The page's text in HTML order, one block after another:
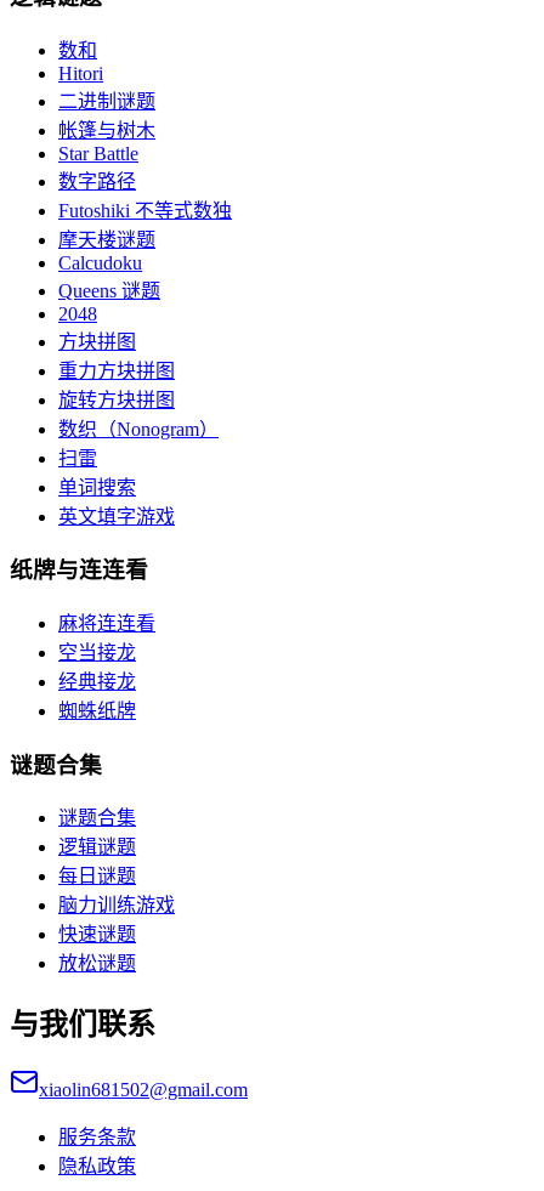
数和
Hitori
二进制谜题
帐篷与树木
Star Battle
数字路径
Futoshiki 不等式数独
摩天楼谜题
Calcudoku
Queens 谜题
2048
方块拼图
重力方块拼图
旋转方块拼图
数织（Nonogram）
扫雷
单词搜索
英文填字游戏
纸牌与连连看
麻将连连看
空当接龙
经典接龙
蜘蛛纸牌
谜题合集
谜题合集
逻辑谜题
每日谜题
脑力训练游戏
快速谜题
放松谜题
与我们联系
xiaolin681502@gmail.com
服务条款
隐私政策